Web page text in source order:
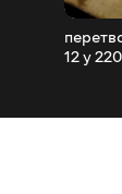
12 у 220